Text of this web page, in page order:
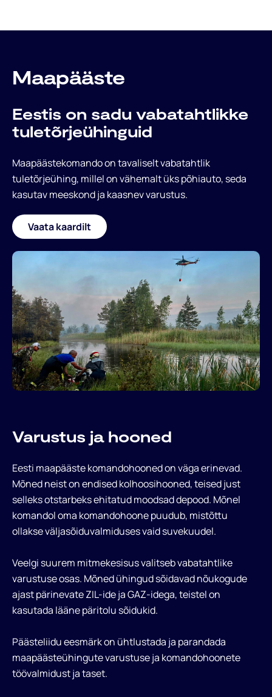
Valdkonnad
Projektid
Uudised
Kutse Andmine
Aitame Ukrainat
Liitumine
ENG
Maapääste
Eestis on sadu vabatahtlikke
tuletõrjeühinguid
Maapäästekomando on tavaliselt vabatahtlik
tuletõrjeühing, millel on vähemalt üks põhiauto, seda
kasutav meeskond ja kaasnev varustus.
Vaata kaardilt
Varustus ja hooned
Eesti maapääste komandohooned on väga erinevad.
Mõned neist on endised kolhoosihooned, teised just
selleks otstarbeks ehitatud moodsad depood. Mõnel
komandol oma komandohoone puudub, mistõttu
ollakse väljasõiduvalmiduses vaid suvekuudel.
Veelgi suurem mitmekesisus valitseb vabatahtlike
varustuse osas. Mõned ühingud sõidavad nõukogude
ajast pärinevate ZIL-ide ja GAZ-idega, teistel on
kasutada lääne päritolu sõidukid.
Päästeliidu eesmärk on ühtlustada ja parandada
maapäästeühingute varustuse ja komandohoonete
töövalmidust ja taset.